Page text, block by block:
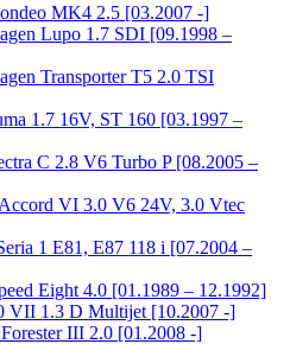
MK4 2.5 [03.2007 -]
Lupo 1.7 SDI [09.1998 –
Transporter T5 2.0 TSI
1.7 16V, ST 160 [03.1997 –
C 2.8 V6 Turbo P [08.2005 –
VI 3.0 V6 24V, 3.0 Vtec
1 E81, E87 118 i [07.2004 –
Eight 4.0 [01.1989 – 12.1992]
VII 1.3 D Multijet [10.2007 -]
III 2.0 [01.2008 -]